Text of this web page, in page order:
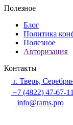
Полезное
Блог
Политика
Полезное
Авторизация
Контакты
г. Тверь,
+7 (4822) 47-67-11
info@rams.pro